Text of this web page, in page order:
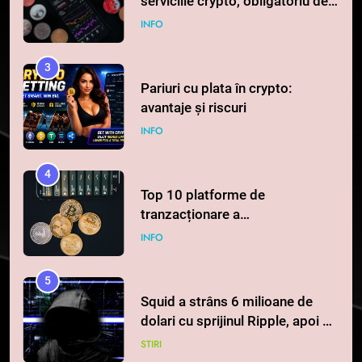
la 1 iulie în România
INFO
3
Pariuri cu plata în crypto:
avantaje și riscuri
INFO
4
Top 10 platforme de
tranzacționare a
criptomonedelor în 2026
INFO
5
Squid a strâns 6 milioane de
dolari cu sprijinul Ripple, apoi a
pierdut jumătate din aceștia
STIRI